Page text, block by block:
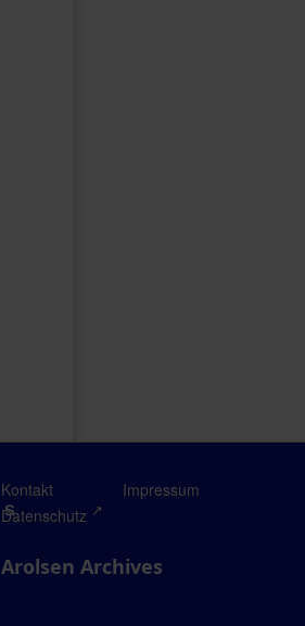
Kontakt
Impressum
Datenschutz
Arolsen Archives